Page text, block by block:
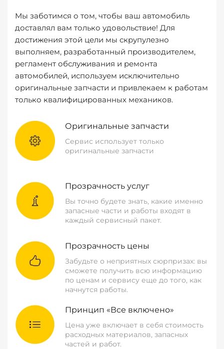
Мы заботимся о том, чтобы ваш автомобиль
доставлял вам только удовольствие! Для
достижения этой цели мы скрупулезно
выполняем, разработанный производителем,
регламент обслуживания и ремонта
автомобилей, используем исключительно
оригинальные запчасти и привлекаем к работам
только квалифицированных механиков.
Оригинальные запчасти
Сервис использует только
оригинальные запчасти
Прозрачность услуг
Вы точно будете знать, какие именно
запасные части и работы входят в
каждый сервисный пакет.
Прозрачность цены
Забудьте о неприятных сюрпризах: вы
сможете получить всю информацию
по ценам и сервису еще до того, как
начнутся работы.
Принцип «Все включено»
Цена уже включает в себя стоимость
расходных материалов, запасных
частей и работ.